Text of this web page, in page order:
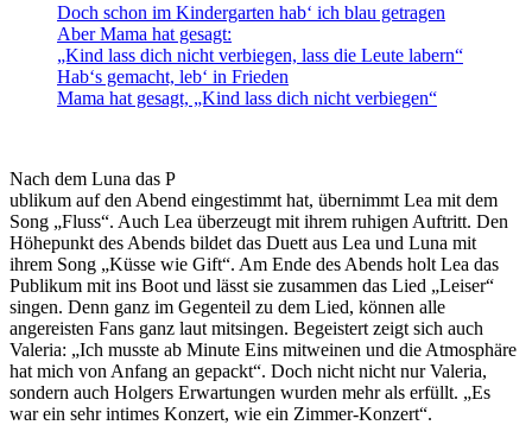
Doch schon im Kindergarten hab‘ ich blau getragen
Aber Mama hat gesagt:
„Kind lass dich nicht verbiegen, lass die Leute labern“
Hab‘s gemacht, leb‘ in Frieden
Mama hat gesagt, „Kind lass dich nicht verbiegen“
Nach dem Luna das P
ublikum auf den Abend eingestimmt hat, übernimmt Lea mit dem
Song „Fluss“. Auch Lea überzeugt mit ihrem ruhigen Auftritt. Den
Höhepunkt des Abends bildet das Duett aus Lea und Luna mit
ihrem Song „Küsse wie Gift“. Am Ende des Abends holt Lea das
Publikum mit ins Boot und lässt sie zusammen das Lied „Leiser“
singen. Denn ganz im Gegenteil zu dem Lied, können alle
angereisten Fans ganz laut mitsingen. Begeistert zeigt sich auch
Valeria: „Ich musste ab Minute Eins mitweinen und die Atmosphäre
hat mich von Anfang an gepackt“. Doch nicht nicht nur Valeria,
sondern auch Holgers Erwartungen wurden mehr als erfüllt. „Es
war ein sehr intimes Konzert, wie ein Zimmer-Konzert“.